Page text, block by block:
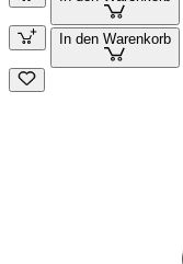
In den Warenkorb